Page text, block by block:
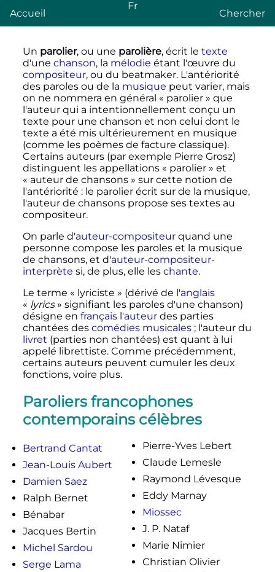
Accueil
Fr
Chercher
Un parolier, ou une parolière, écrit le texte
d'une chanson, la mélodie étant l'œuvre du
compositeur, ou du beatmaker. L'antériorité
des paroles ou de la musique peut varier, mais
on ne nommera en général « parolier » que
l'auteur qui a intentionnellement conçu un
texte pour une chanson et non celui dont le
texte a été mis ultérieurement en musique
(comme les poèmes de facture classique).
Certains auteurs (par exemple Pierre Grosz)
distinguent les appellations « parolier » et
« auteur de chansons » sur cette notion de
l'antériorité : le parolier écrit sur de la musique,
l'auteur de chansons propose ses textes au
compositeur.
On parle d'auteur-compositeurquand une
personne compose les paroles et la musique
de chansons, et d'auteur-compositeur-
interprète si, de plus, elle les chante.
Le terme « lyriciste » (dérivé de l'anglais
« lyrics » signifiant les paroles d'une chanson)
désigne en françaisl'auteurdes parties
chantées des comédies musicales ; l'auteur du
livret (parties non chantées) est quant à lui
appelé librettiste. Comme précédemment,
certains auteurs peuvent cumuler les deux
fonctions, voire plus.
Paroliers francophones
contemporains célèbres
Bertrand Cantat
Jean-Louis Aubert
Damien Saez
Ralph Bernet
Bénabar
Jacques Bertin
Michel Sardou
Serge Lama
Pierre-Yves Lebert
Claude Lemesle
Raymond Lévesque
Eddy Marnay
Miossec
J. P. Nataf
Marie Nimier
Christian Olivier